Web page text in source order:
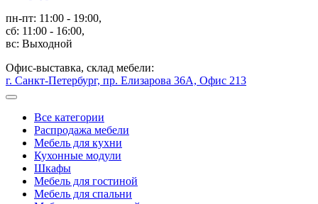
пн-пт: 11:00 - 19:00,
сб: 11:00 - 16:00,
вс: Выходной
Офис-выставка, склад мебели:
г. Санкт-Петербург, пр. Елизарова 36А, Офис 213
Все категории
Распродажа мебели
Мебель для кухни
Кухонные модули
Шкафы
Мебель для гостиной
Мебель для спальни